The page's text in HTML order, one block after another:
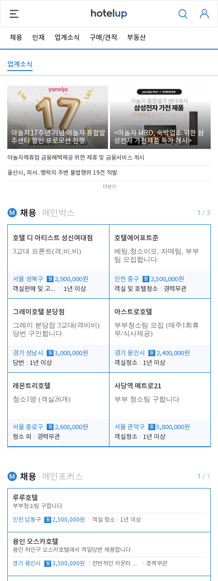
채용 인재 업계소식 구매/견적 부동산
업계소식
야놀자17주년 기념 야놀자 통합발
주센터 할인 프로모션 진행
<야놀자 MRO, 숙박업소 위한 삼
성전자 가전제품 특가 개시>
야놀자제휴점 금융혜택제공 위한 제휴 및 금융서비스 게시
울산시, 피서․행락지 주변 불법행위 19건 적발
더보기
채용 메인박스 1 / 3
호텔 디 아티스트 성신여대점
3교대 프론트(격,비,비)
서울 성북구 월 2,900,000원
객실판매 및 고객응대
1년 이상
호텔에어포트준
베팅,청소이모, 자매팀, 부부
팀 모집합니다.
인천 중구 월 2,500,000원
객실 및 호텔청소
경력무관
그레이호텔 분당점
그레이 분당점 3교대(격비비)
당번 구인합니다.
경기 성남시 월 3,000,000원
당번
1년 이상
아스트로호텔
부부청소팀 모집 (매주1회휴
무/식사제공)
경기 용인시 월 2,400,000원
객실청소
1년 이상
레몬트리호텔
청소1명 (객실26개)
서울 종로구 월 2,600,000원
청소 외
경력무관
사당역 메트로21
부부 청소팀 구합니다
서울 관악구 월 5,800,000원
객실청소
1년 이상
채용 메인포커스 1 / 1
루루호텔
부부청소팀 구합니다
인천 남동구 월 2,500,000원 객실 청소 1년 이상
용인 오스카호텔
용인 처인구 오스카호텔에서 격일당번 채용합니다
경기 용인시 월 3,500,000원 전반적인 카운터 업무 경력무관